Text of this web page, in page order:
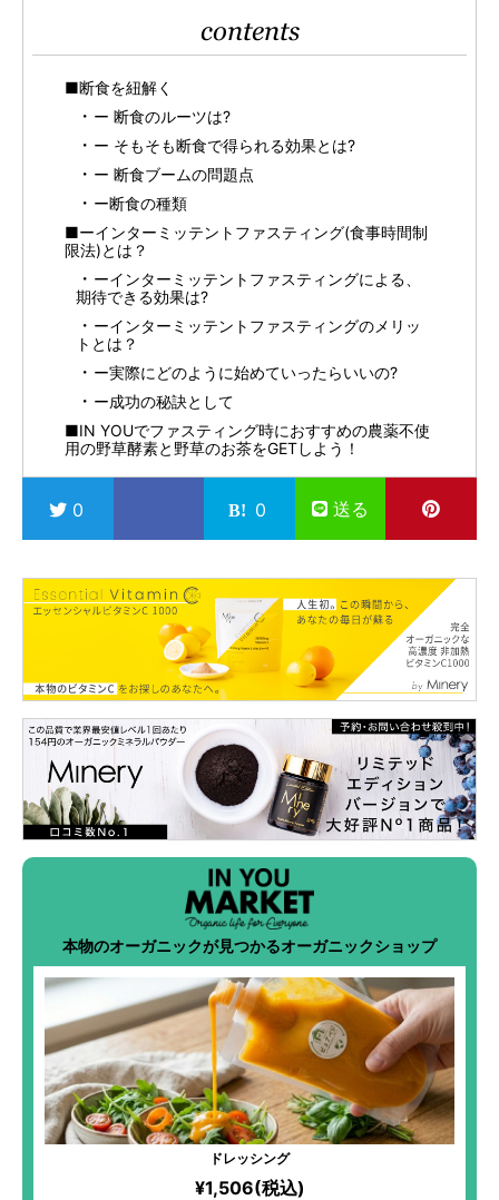
contents
■断食を紐解く
ー 断食のルーツは?
ー そもそも断食で得られる効果とは?
ー 断食ブームの問題点
ー断食の種類
■ーインターミッテントファスティング(食事時間制
限法)とは？
ーインターミッテントファスティングによる、
期待できる効果は?
ーインターミッテントファスティングのメリッ
トとは？
ー実際にどのように始めていったらいいの?
ー成功の秘訣として
■IN YOUでファスティング時におすすめの農薬不使
用の野草酵素と野草のお茶をGETしよう！
0 0 送る
本物のオーガニックが見つかるオーガニックショップ
ドレッシング
¥1,506(税込)